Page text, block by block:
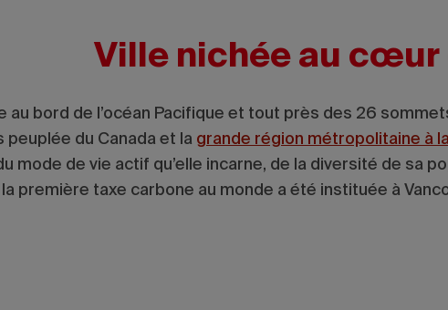
Ville nichée au cœur
au bord de l’océan Pacifique et tout près des 26
peuplée du Canada et la grande région métropolitaine à
mode de vie actif qu’elle incarne, de la diversité de sa
la première taxe carbone au monde a été instituée à